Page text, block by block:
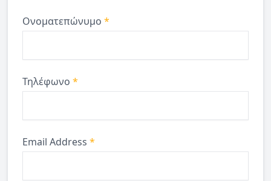
Ονοματεπώνυμο *
Τηλέφωνο *
Email Address *